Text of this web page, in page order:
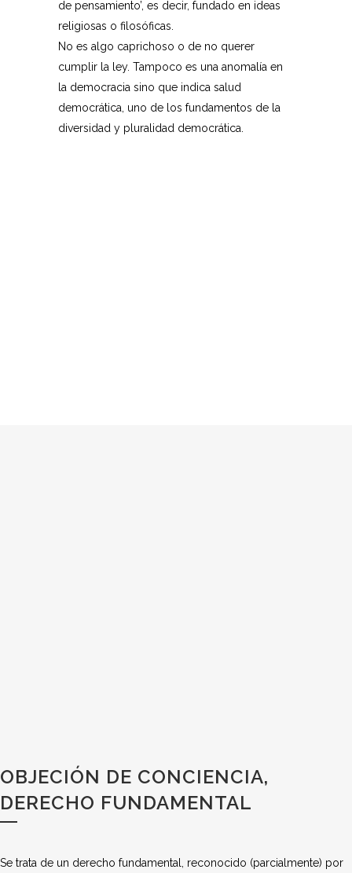
de pensamiento’, es decir, fundado en ideas
religiosas o filosóficas.
No es algo caprichoso o de no querer
cumplir la ley. Tampoco es una anomalía en
la democracia sino que indica salud
democrática, uno de los fundamentos de la
diversidad y pluralidad democrática.
OBJECIÓN DE CONCIENCIA,
DERECHO FUNDAMENTAL
Se trata de un derecho fundamental, reconocido (parcialmente) por